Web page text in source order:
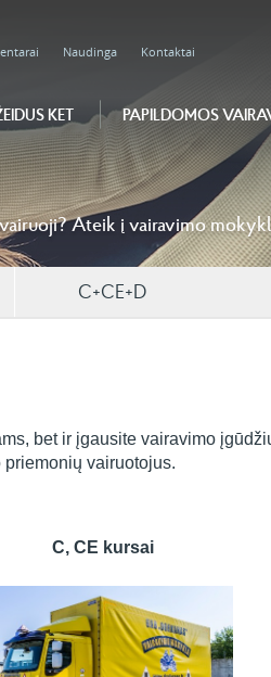
Naudinga Kontaktai
KET PAPILDOMOS
Ateik į vairavimo
C+CE+D
bet ir įgausite vairavimo
vairuotojus.
C, CE kursai